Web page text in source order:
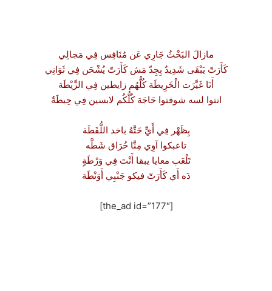
مازالَ البَحْثُ جَارِي عَن مُنَافِس فِي مَجالِي
كَأَرَتّ يَبْقَى شَدِيدٌ بِجِدّ مَش كَأَرَتّ يُشْحَن فِي ثَوَانِي
أَنَا غَيَّرَت الْخَرِيطَة كُلُّهُم زايطين فِي الزَّيْطَة
انتوا لسه شوفتوا حَاجَة كُلُّكُم لابسين فِي حِيطَةٌ
بِظَهْر فِي أَيِّ حَتَّهُ باخد اللُّقَطَة
تاعبكوا آوِي مِنَّا حُرَاق شَطَّه
تَلْعَب معايا يبقا أَنْتَ فِي وَرْطَةٍ
دَه أَي كَأَرَتّ فيكو جَنْبِي أَوَنْطَة
[the_ad id=”177″]